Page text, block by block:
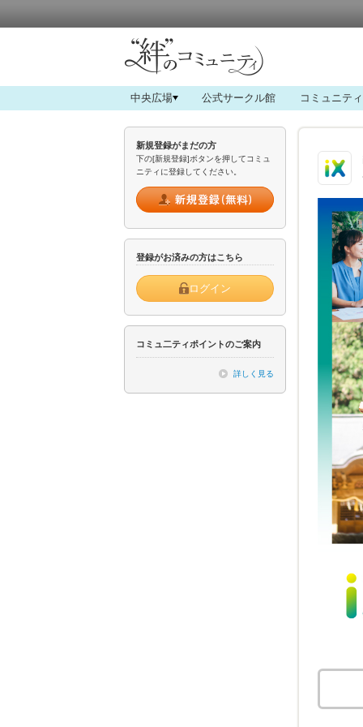
中央広場 公式サークル館 コミュニテ
新規登録がまだの方
下の[新規登録]ボタンを押してコミュ
ニティに登録してください。
登録がお済みの方はこちら
ログイン
コミュ二ティポイントのご案内
詳しく見る